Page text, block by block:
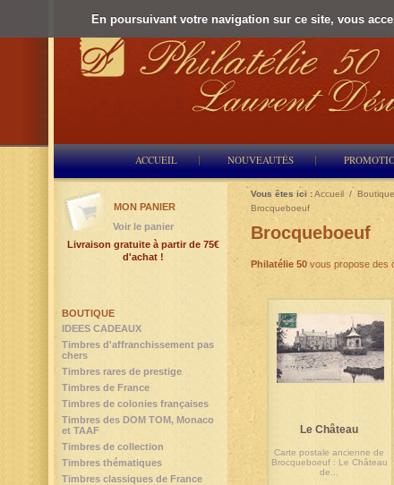
En poursuivant votre navigation sur ce site, vous
ACCUEIL NOUVEAUTÉS
Vous êtes ici :Accueil / Boutique
Brocqueboeuf
Brocqueboeuf
Philatélie 50 vous propose des
Le Château
Carte postale ancienne de
Brocqueboeuf : Le Château
de...
BOUTIQUE
IDEES CADEAUX
Timbres d'affranchissement pas
chers
Timbres rares de prestige
Timbres de France
Timbres de colonies françaises
Timbres des DOM TOM, Monaco
et TAAF
Timbres de collection
Timbres thématiques
Timbres classiques de France
MON PANIER
Voir le panier
Livraison gratuite à partir de 75€
d'achat !